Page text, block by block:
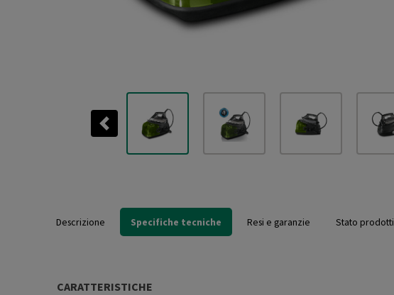
Previous
Descrizione Specifiche tecniche Resi e garanzie Stato prodotti
CARATTERISTICHE